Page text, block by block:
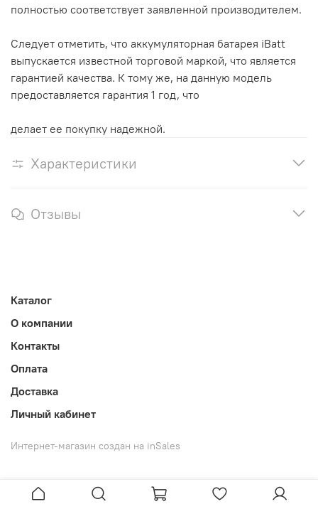
полностью соответствует заявленной производителем.
Следует отметить, что аккумуляторная батарея iBatt
выпускается известной торговой маркой, что является
гарантией качества. К тому же, на данную модель
предоставляется гарантия 1 год, что
делает ее покупку надежной.
Характеристики
Отзывы
Каталог
О компании
Контакты
Оплата
Доставка
Личный кабинет
Интернет-магазин создан на inSales